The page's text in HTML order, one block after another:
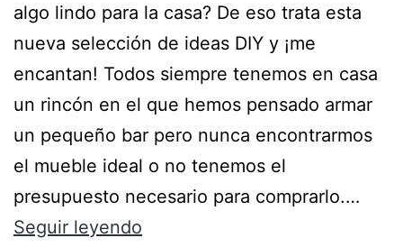
algo lindo para la casa? De eso trata esta
nueva selección de ideas DIY y ¡me
encantan! Todos siempre tenemos en casa
un rincón en el que hemos pensado armar
un pequeño bar pero nunca encontrarmos
el mueble ideal o no tenemos el
presupuesto necesario para comprarlo.…
Seguir leyendo